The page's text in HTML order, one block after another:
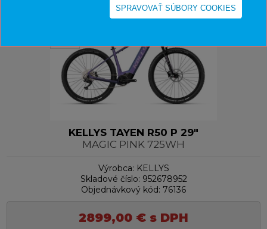
KELLYS TAYEN R50 P 29"
MAGIC PINK 725WH
Výrobca: KELLYS
Skladové číslo: 952678952
Objednávkový kód: 76136
2899,00 € s DPH